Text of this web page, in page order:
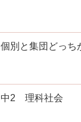
個別と集団どっち
中2 理科社会